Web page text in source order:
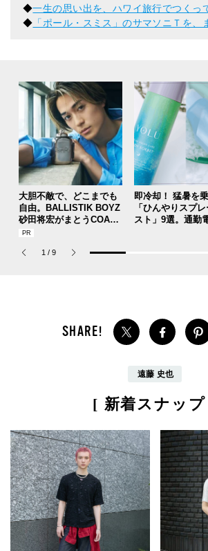
◆一生の思い出を、ハワイ旅行でつくっ
◆ 「ポール・スミス」のサマソニＴを、
大胆不敵で、どこまでも
自由。BALLISTIK BOYZ
砂田将宏がまとうCOACH
の新作フレグランス「コ
パルファム」
即冷却！ 猛暑を
「ひんやりスプレ
スト」9選。通勤
1 / 9
遠藤 史也
[ 新着スナッ